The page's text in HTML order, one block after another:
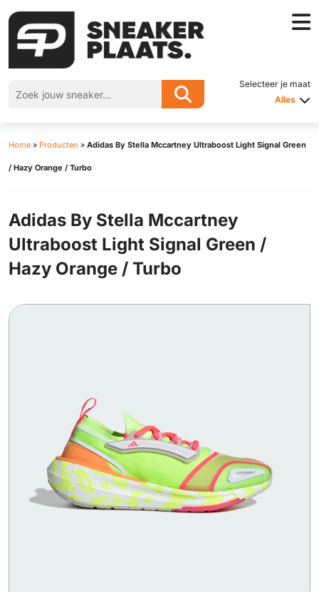
Selecteer je maat
Alles
Home » Producten » Adidas By Stella Mccartney Ultraboost Light Signal Green
/ Hazy Orange / Turbo
Adidas By Stella Mccartney
Ultraboost Light Signal Green /
Hazy Orange / Turbo